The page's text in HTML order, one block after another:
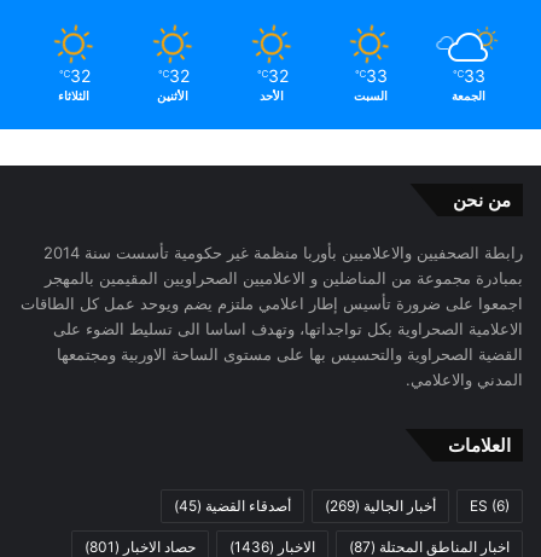
33
℃
الجمعة
33
℃
السبت
32
℃
الأحد
32
℃
الأثنين
32
℃
الثلاثاء
من نحن
رابطة الصحفيين والاعلاميين بأوربا منظمة غير حكومية تأسست سنة 2014
بمبادرة مجموعة من المناضلين و الاعلاميين الصحراويين المقيمين بالمهجر
اجمعوا على ضرورة تأسيس إطار اعلامي ملتزم يضم ويوحد عمل كل الطاقات
الاعلامية الصحراوية بكل تواجداتها، وتهدف اساسا الى تسليط الضوء على
القضية الصحراوية والتحسيس بها على مستوى الساحة الاوربية ومجتمعها
المدني والاعلامي.
العلامات
ES (6) أخبار الجالية (269) أصدقاء القضية (45)
اخبار المناطق المحتلة (87) الاخبار (1436) حصاد الاخبار (801)